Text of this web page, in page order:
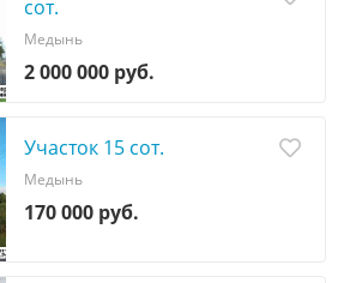
сот.
2 000 000 руб.
Медынь
Участок 15 сот.
170 000 руб.
Медынь